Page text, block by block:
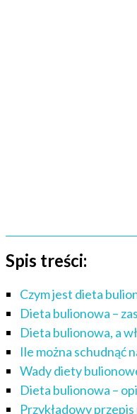
Spis treści:
Czym jest dieta
Dieta bulionowa –
Dieta bulionowa, a
Ile można schudnąć
Wady diety
Dieta bulionowa –
Przykładowy